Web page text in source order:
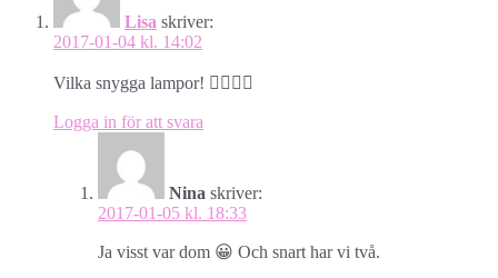
Lisa skriver:
2017-01-04 kl. 14:02
Vilka snygga lampor! 👌🏻👌🏻
Logga in för att svara
Nina skriver:
2017-01-05 kl. 18:33
Ja visst var dom 😀 Och snart har vi två.